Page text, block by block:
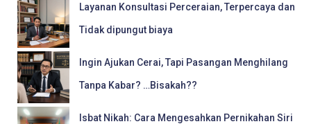
Layanan Konsultasi Perceraian, Terpercaya dan
Tidak dipungut biaya
Ingin Ajukan Cerai, Tapi Pasangan Menghilang
Tanpa Kabar? …Bisakah??
Isbat Nikah: Cara Mengesahkan Pernikahan Siri